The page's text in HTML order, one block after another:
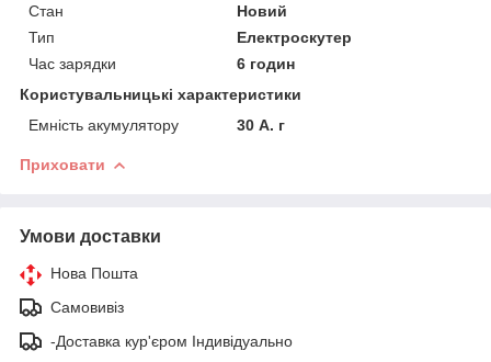
Стан
Новий
Тип
Електроскутер
Час зарядки
6 годин
Користувальницькі характеристики
Емність акумулятору
30 А. г
Приховати
Умови доставки
Нова Пошта
Самовивіз
-Доставка кур'єром Індивідуально